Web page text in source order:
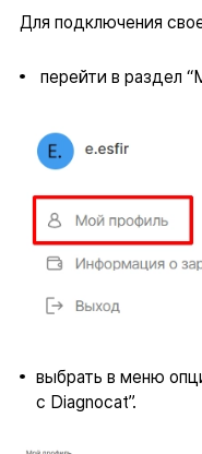
Для подключения
перейти в раздел
выбрать в меню
с Diagnocat”.